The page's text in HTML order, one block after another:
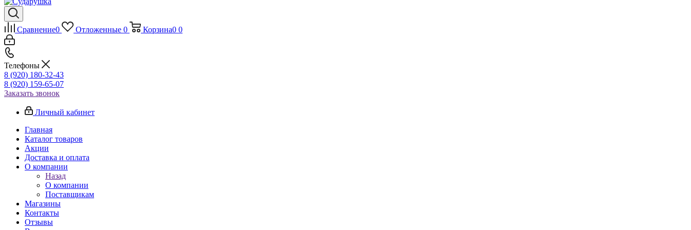
Сравнение0 Отложенные 0 Корзина0 0
Телефоны
8 (920) 180-32-43
8 (920) 159-65-07
Заказать звонок
Личный кабинет
Главная
Каталог товаров
Акции
Доставка и оплата
О компании
Назад
О компании
Поставщикам
Магазины
Контакты
Отзывы